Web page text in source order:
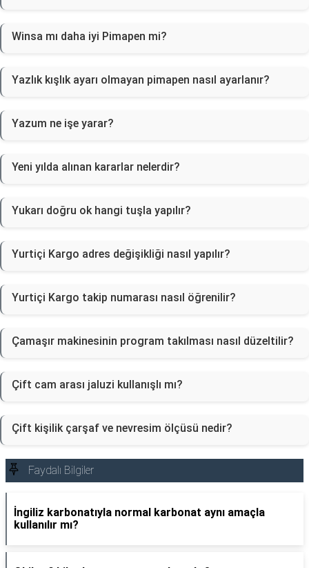
Winsa mı daha iyi Pimapen mi?
Yazlık kışlık ayarı olmayan pimapen nasıl ayarlanır?
Yazum ne işe yarar?
Yeni yılda alınan kararlar nelerdir?
Yukarı doğru ok hangi tuşla yapılır?
Yurtiçi Kargo adres değişikliği nasıl yapılır?
Yurtiçi Kargo takip numarası nasıl öğrenilir?
Çamaşır makinesinin program takılması nasıl düzeltilir?
Çift cam arası jaluzi kullanışlı mı?
Çift kişilik çarşaf ve nevresim ölçüsü nedir?
Faydalı Bilgiler
İngiliz karbonatıyla normal karbonat aynı amaçla
kullanılır mı?